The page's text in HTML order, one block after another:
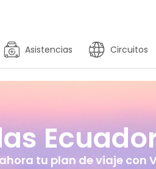
Asistencias Circuitos
tu plan de viaje con